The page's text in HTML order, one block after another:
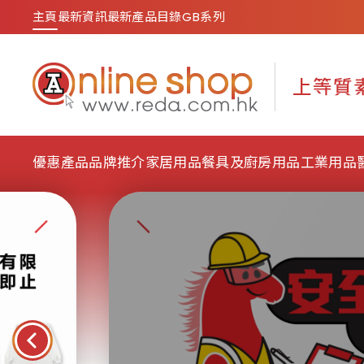
主頁最新資訊最新產品目錄GB系列
優惠產品品牌推介家居用品餐具及廚房用品工業用品